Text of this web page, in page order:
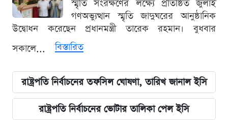
স্মৃতি সংরক্ষণের লক্ষ্যে প্রতিষ্ঠিত জুলাই
গণঅভ্যুত্থান স্মৃতি জাদুঘরের আনুষ্ঠানিক
উদ্বোধন করেছেন প্রধানমন্ত্রী তারেক রহমান। বুধবার
সকালে...
বিস্তারিত
রাষ্ট্রপতি নির্বাচনের তফসিল ঘোষণা, তারিখ জানাল ইসি
রাষ্ট্রপতি নির্বাচনের ভোটার তালিকা পেল ইসি